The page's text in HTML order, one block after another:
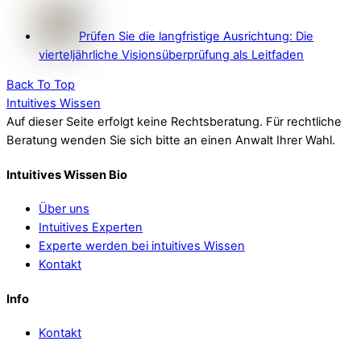
Prüfen Sie die langfristige Ausrichtung: Die
vierteljährliche Visionsüberprüfung als Leitfaden
Back To Top
Intuitives Wissen
Auf dieser Seite erfolgt keine Rechtsberatung. Für rechtliche
Beratung wenden Sie sich bitte an einen Anwalt Ihrer Wahl.
Intuitives Wissen Bio
Über uns
Intuitives Experten
Experte werden bei intuitives Wissen
Kontakt
Info
Kontakt